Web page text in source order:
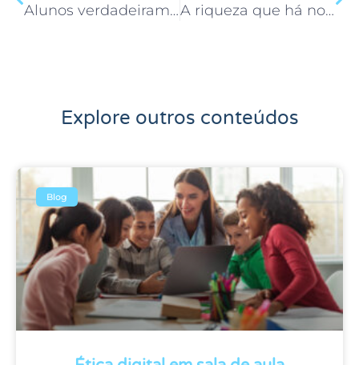
Alunos verdadeiramente alfabetizados A riqueza que há no regionalismo
Explore outros conteúdos
Blog